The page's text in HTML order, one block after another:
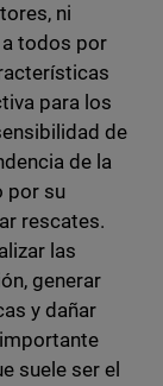
ni
todos por
para los
de
de la
por su
rescates.
las
generar
y dañar
suele ser el